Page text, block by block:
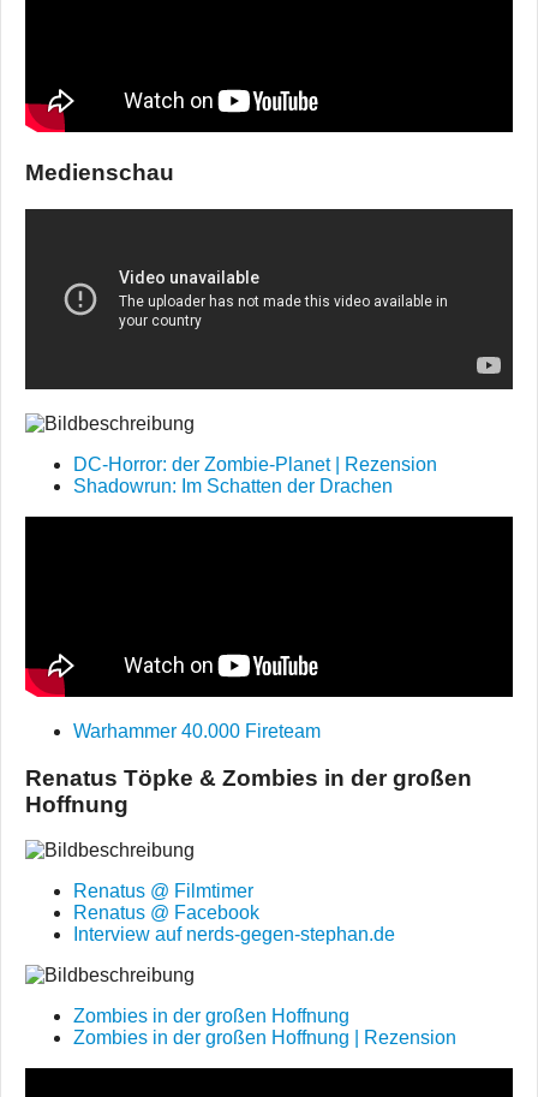
Medienschau
DC-Horror: der Zombie-Planet | Rezension
Shadowrun: Im Schatten der Drachen
Warhammer 40.000 Fireteam
Renatus Töpke & Zombies in der großen
Hoffnung
Renatus @ Filmtimer
Renatus @ Facebook
Interview auf nerds-gegen-stephan.de
Zombies in der großen Hoffnung
Zombies in der großen Hoffnung | Rezension